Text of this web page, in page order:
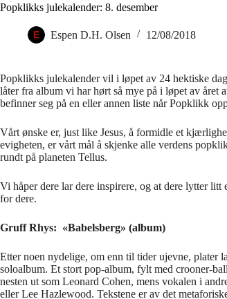
Popklikks julekalender: 8. desember
Espen D.H. Olsen 12/08/2018
Popklikks julekalender vil i løpet av 24 hektiske
låter fra album vi har hørt så mye på i løpet av året
befinner seg på en eller annen liste når Popklikk
Vårt ønske er, just like Jesus, å formidle et
evigheten, er vårt mål å skjenke alle verdens
rundt på planeten Tellus.
Vi håper dere lar dere inspirere, og at dere lytter litt
for dere.
Gruff Rhys: «Babelsberg» (album)
Etter noen nydelige, om enn til tider ujevne, plater
soloalbum. Et stort pop-album, fylt med crooner-
nesten ut som Leonard Cohen, mens vokalen i
eller Lee Hazlewood. Tekstene er av det